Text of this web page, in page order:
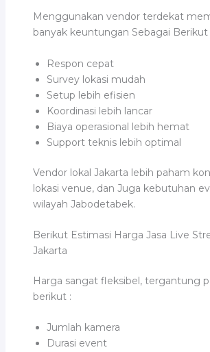
Menggunakan vendor terdekat
banyak keuntungan Sebagai Berikut
Respon cepat
Survey lokasi mudah
Setup lebih efisien
Koordinasi lebih lancar
Biaya operasional lebih hemat
Support teknis lebih optimal
Vendor lokal Jakarta lebih paham
lokasi venue, dan Juga kebutuhan
wilayah Jabodetabek.
Berikut Estimasi Harga Jasa Live
Jakarta
Harga sangat fleksibel, tergantung
berikut :
Jumlah kamera
Durasi event